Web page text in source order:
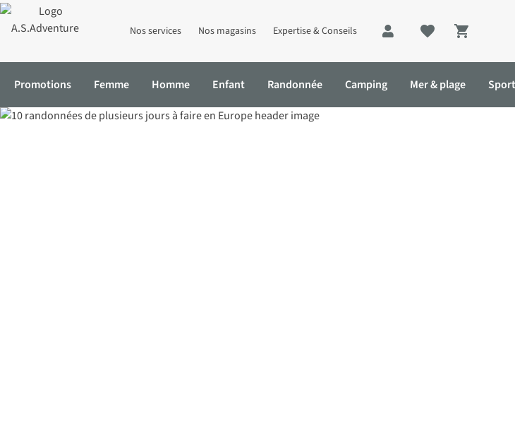
Nos services Nos magasins Expertise & Conseils
Shopping
Promotions Femme Homme Enfant Randonnée Camping Mer & plage